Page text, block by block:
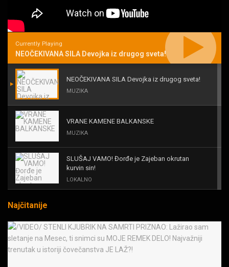
Currently Playing
NEOČEKIVANA SILA Devojka iz drugog sveta!
NEOČEKIVANA SILA Devojka iz drugog sveta!
MUZIKA
VRANE KAMENE BALKANSKE
MUZIKA
SLUŠAJ VAMO! Đorđe je Zajeban okrutan
kurvin sin!
LOKALNO
Black Sabbath for all us?!
Najčitanije